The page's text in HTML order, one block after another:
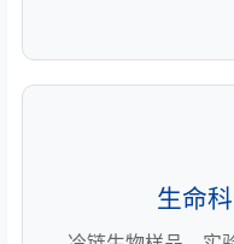
生命